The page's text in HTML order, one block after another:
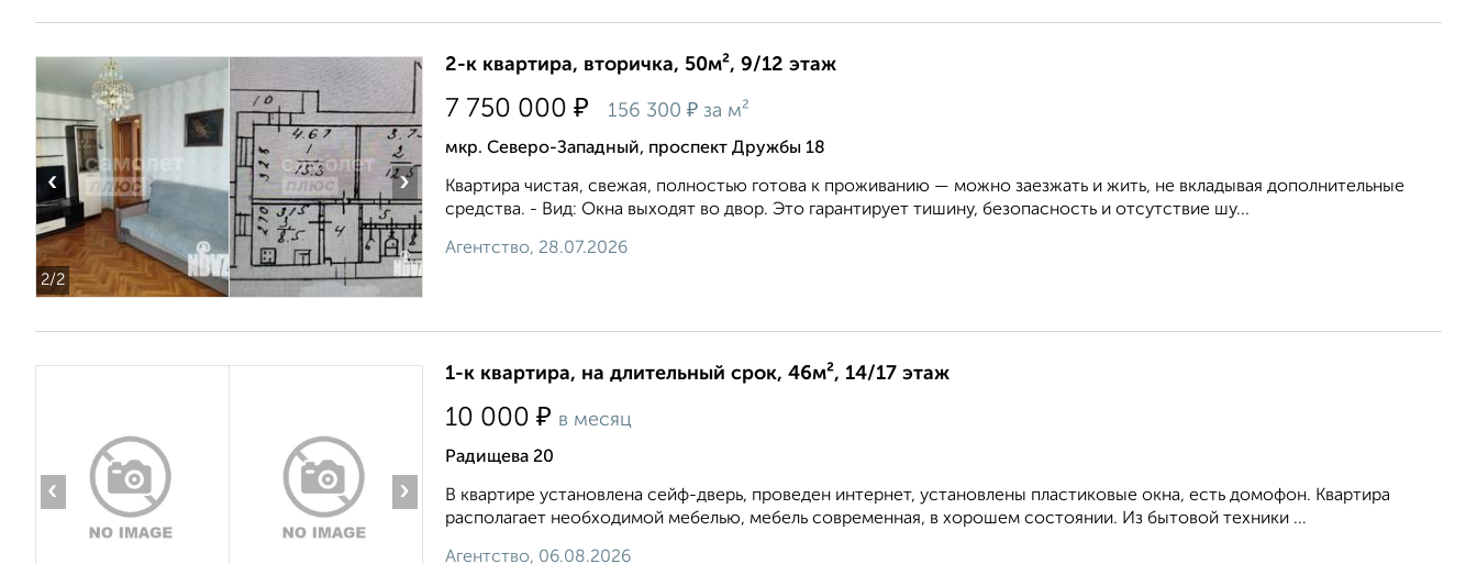
2/2
‹ ›
2-к квартира, вторичка, 50м², 9/12 этаж
7 750 000 ₽ 156 300 ₽ за м²
мкр. Северо-Западный, проспект Дружбы 18
Квартира чистая, свежая, полностью готова к проживанию — можно заезжать и жить, не вкладывая дополнительные
средства. - Вид: Окна выходят во двор. Это гарантирует тишину, безопасность и отсутствие шу...
Агентство, 28.07.2026
‹ ›
1-к квартира, на длительный срок, 46м², 14/17 этаж
10 000 ₽ в месяц
Радищева 20
В квартире установлена сейф-дверь, проведен интернет, установлены пластиковые окна, есть домофон. Квартира
располагает необходимой мебелью, мебель современная, в хорошем состоянии. Из бытовой техники ...
Агентство, 06.08.2026